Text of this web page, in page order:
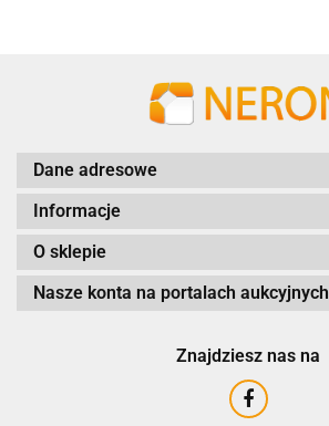
Dane adresowe
Informacje
O sklepie
Nasze konta na portalach aukcyjnych
Znajdziesz nas na